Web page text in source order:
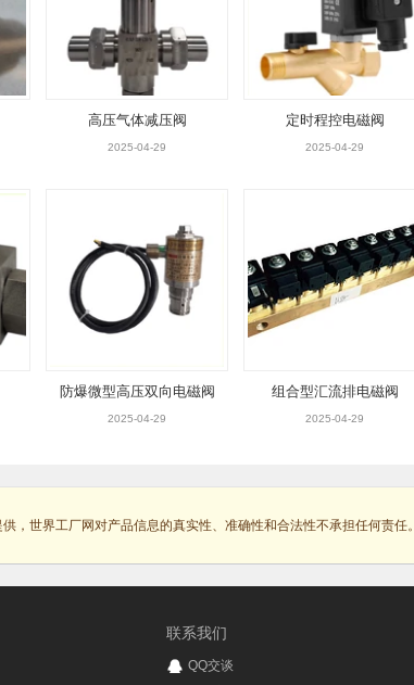
高压气体减压阀
2025-04-29
定时程控电磁阀
2025-04-29
防爆微型高压双向电磁阀
2025-04-29
组合型汇流排电磁阀
2025-04-29
，世界工厂网对产品信息的真实性、准确性和合法性不承担任何责任。
联系我们
QQ交谈